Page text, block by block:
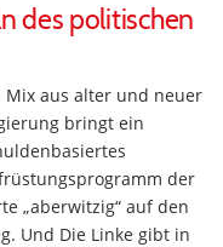
des politischen
Mix aus alter und neuer
bringt ein
der
„aberwitzig“ auf den
Und Die Linke gibt in